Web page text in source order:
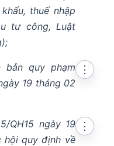
thuế nhập
tư công, Luật
bản quy phạm
19 tháng 02
⋮
QH15 ngày 19
hội quy định về
⋮